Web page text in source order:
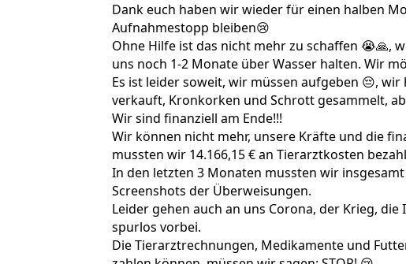
Dank euch haben wir wieder für einen halben
Aufnahmestopp bleiben😢
Ohne Hilfe ist das nicht mehr zu schaffen 😭🙏,
uns noch 1-2 Monate über Wasser halten. Wir
Es ist leider soweit, wir müssen aufgeben 😔,
verkauft, Kronkorken und Schrott gesammelt,
Wir sind finanziell am Ende!!!
Wir können nicht mehr, unsere Kräfte und die
mussten wir 14.166,15 € an Tierarztkosten
In den letzten 3 Monaten mussten wir
Screenshots der Überweisungen.
Leider gehen auch an uns Corona, der Krieg,
spurlos vorbei.
Die Tierarztrechnungen, Medikamente und